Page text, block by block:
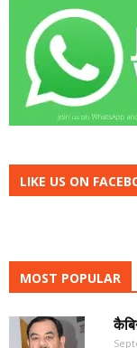
LIKE US ON
MOST POPULAR